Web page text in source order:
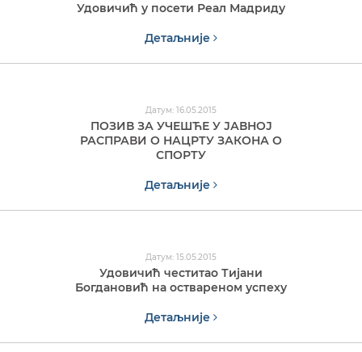
Удовичић у посети Реал Мадриду
Детаљније
Датум: 16.05.2015
ПОЗИВ ЗА УЧЕШЋЕ У ЈАВНОЈ
РАСПРАВИ О НАЦРТУ ЗАКОНА О
СПОРТУ
Детаљније
Датум: 15.05.2015
Удовичић честитао Тијани
Богдановић на оствареном успеху
Детаљније